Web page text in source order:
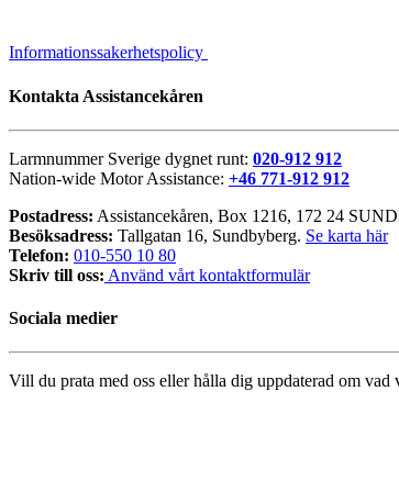
Informationssakerhetspolicy
Kontakta Assistancekåren
Larmnummer Sverige dygnet runt: 020-912 912
Nation-wide Motor Assistance: +46 771-912 912
Postadress: Assistancekåren, Box 1216, 172 24
Besöksadress: Tallgatan 16, Sundbyberg. Se karta här
Telefon: 010-550 10 80
Skriv till oss: Använd vårt kontaktformulär
Sociala medier
Vill du prata med oss eller hålla dig uppdaterad om vad